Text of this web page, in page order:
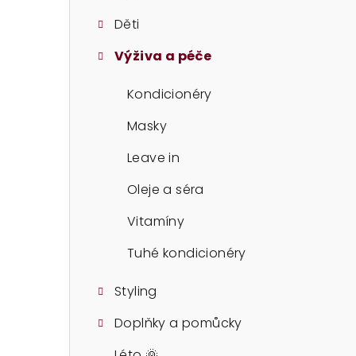
Děti
Výživa a péče
Kondicionéry
Masky
Leave in
Oleje a séra
Vitamíny
Tuhé kondicionéry
Styling
Doplňky a pomůcky